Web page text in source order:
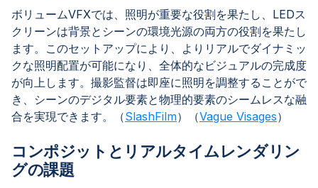
ボリュームVFXでは、照明が重要な役割を果たし、LEDス
クリーンは背景とシーンの環境光源の両方の役割を果たし
ます。このセットアップにより、よりリアルでダイナミッ
クな照明配置が可能になり、全体的なビジュアルの完成度
が向上します。撮影監督は即座に照明を調整することがで
き、シーンのデジタル要素と物理的要素のシームレスな融
合を実現できます。（SlashFilm）（Vague Visages）
コンポジットとリアルタイムレンダリン
グの課題